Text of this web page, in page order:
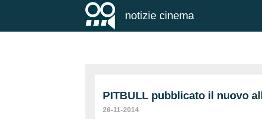
notizie cinema
PITBULL pubblicato il nuovo
26-11-2014